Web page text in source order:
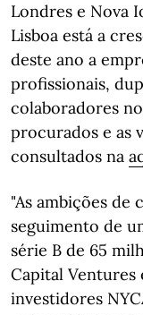
Londres e Nova
Lisboa está a
deste ano a
profissionais,
colaboradores
procurados e as
consultados na
"As ambições de
seguimento de
série B de 65
Capital Ventures
investidores